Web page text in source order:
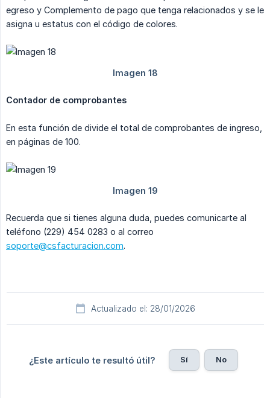
egreso y Complemento de pago que tenga relacionados y se le
asigna u estatus con el código de colores.
Contador de comprobantes
En esta función de divide el total de comprobantes de ingreso,
en páginas de 100.
Recuerda que si tienes alguna duda, puedes comunicarte al
teléfono (229) 454 0283 o al correo
soporte@csfacturacion.com.
Actualizado el: 28/01/2026
¿Este artículo te resultó útil? Sí No